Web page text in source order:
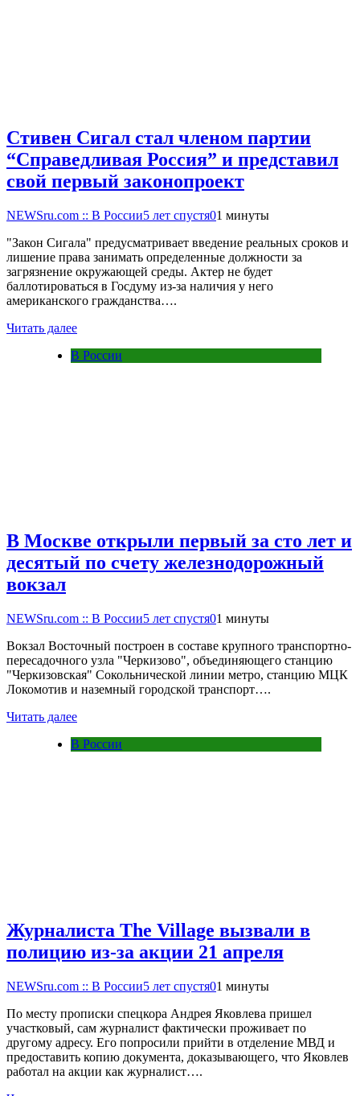
Стивен Сигал стал членом партии
“Справедливая Россия” и представил
свой первый законопроект
NEWSru.com :: В России5 лет спустя01 минуты
"Закон Сигала" предусматривает введение реальных сроков и
лишение права занимать определенные должности за
загрязнение окружающей среды. Актер не будет
баллотироваться в Госдуму из-за наличия у него
американского гражданства….
Читать далее
В России
В Москве открыли первый за сто лет и
десятый по счету железнодорожный
вокзал
NEWSru.com :: В России5 лет спустя01 минуты
Вокзал Восточный построен в составе крупного транспортно-
пересадочного узла "Черкизово", объединяющего станцию
"Черкизовская" Сокольнической линии метро, станцию МЦК
Локомотив и наземный городской транспорт….
Читать далее
В России
Журналиста The Village вызвали в
полицию из-за акции 21 апреля
NEWSru.com :: В России5 лет спустя01 минуты
По месту прописки спецкора Андрея Яковлева пришел
участковый, сам журналист фактически проживает по
другому адресу. Его попросили прийти в отделение МВД и
предоставить копию документа, доказывающего, что Яковлев
работал на акции как журналист….